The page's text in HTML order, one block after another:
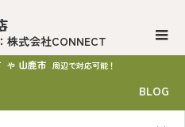
株式会社CONNECT
や 山鹿市 周辺で対応可能！
BLOG